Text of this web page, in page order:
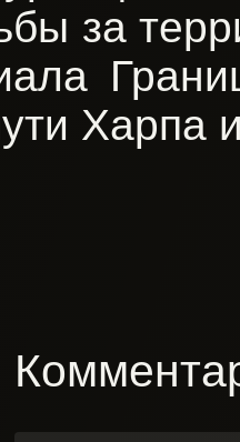
за
Харпа